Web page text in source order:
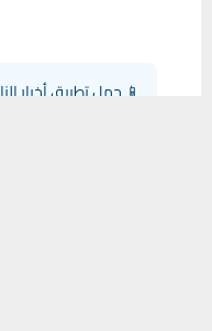
📱 حمل تطبيق أخبار